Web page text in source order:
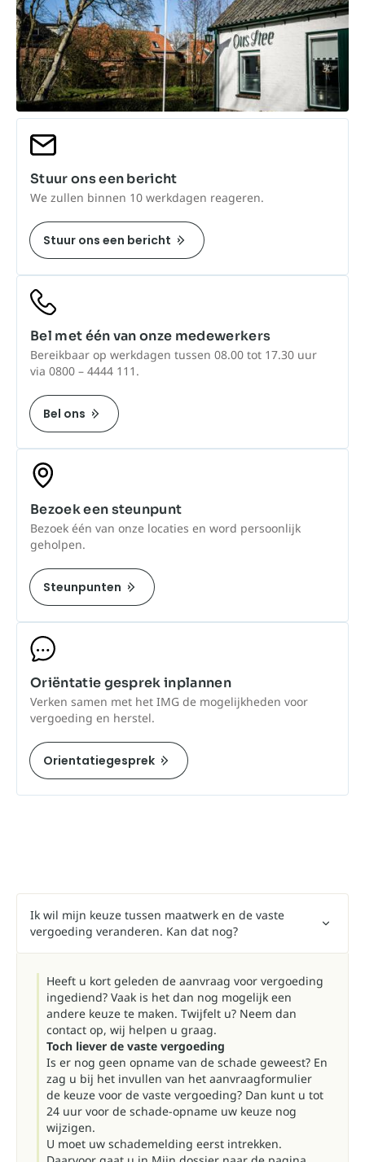
Stuur ons een bericht
We zullen binnen 10 werkdagen reageren.
Stuur ons een bericht
Bel met één van onze medewerkers
Bereikbaar op werkdagen tussen 08.00 tot 17.30 uur
via 0800 – 4444 111.
Bel ons
Bezoek een steunpunt
Bezoek één van onze locaties en word persoonlijk
geholpen.
Steunpunten
Oriëntatie gesprek inplannen
Verken samen met het IMG de mogelijkheden voor
vergoeding en herstel.
Orientatiegesprek
Ik wil mijn keuze tussen maatwerk en de vaste
vergoeding veranderen. Kan dat nog?
Heeft u kort geleden de aanvraag voor vergoeding
ingediend? Vaak is het dan nog mogelijk een
andere keuze te maken. Twijfelt u? Neem dan
contact op, wij helpen u graag.
Toch liever de vaste vergoeding
Is er nog geen opname van de schade geweest? En
zag u bij het invullen van het aanvraagformulier
de keuze voor de vaste vergoeding? Dan kunt u tot
24 uur voor de schade-opname uw keuze nog
wijzigen.
U moet uw schademelding eerst intrekken.